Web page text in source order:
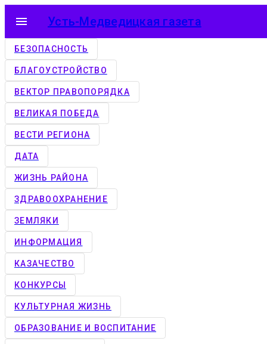
menu Усть-Медведицкая газета
БЕЗОПАСНОСТЬ
БЛАГОУСТРОЙСТВО
ВЕКТОР ПРАВОПОРЯДКА
ВЕЛИКАЯ ПОБЕДА
ВЕСТИ РЕГИОНА
ДАТА
ЖИЗНЬ РАЙОНА
ЗДРАВООХРАНЕНИЕ
ЗЕМЛЯКИ
ИНФОРМАЦИЯ
КАЗАЧЕСТВО
КОНКУРCЫ
КУЛЬТУРНАЯ ЖИЗНЬ
ОБРАЗОВАНИЕ И ВОСПИТАНИЕ